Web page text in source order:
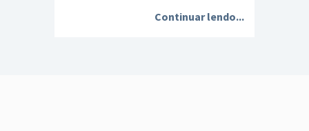
provérbio chinês sugere a maneira
Continuar lendo...